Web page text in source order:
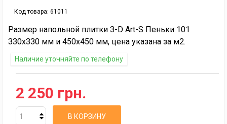
Код товара: 61011
Размер напольной плитки 3-D Art-S Пеньки 101
330х330 мм и 450х450 мм, цена указана за м2.
Наличие уточняйте по телефону
2 250 грн.
В КОРЗИНУ